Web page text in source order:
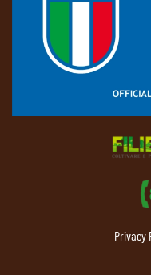
Privacy